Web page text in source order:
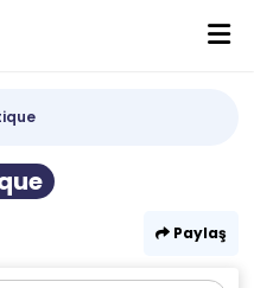
Paylaş